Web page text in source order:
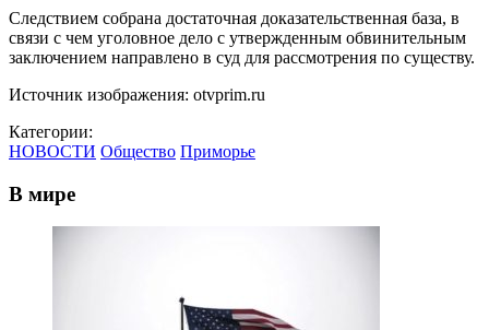
Следствием собрана достаточная доказательственная база, в
связи с чем уголовное дело с утвержденным обвинительным
заключением направлено в суд для рассмотрения по существу.
Источник изображения: otvprim.ru
Категории:
НОВОСТИ Общество Приморье
В мире